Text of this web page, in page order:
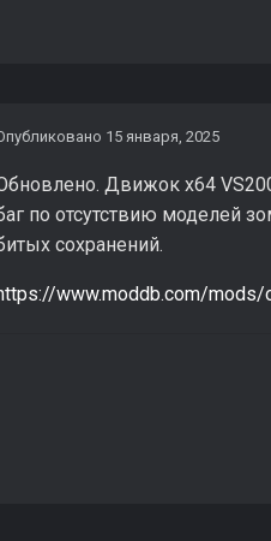
15 января, 2025
Движок x64
по отсутствию моделей
сохранений.
www.moddb.com/